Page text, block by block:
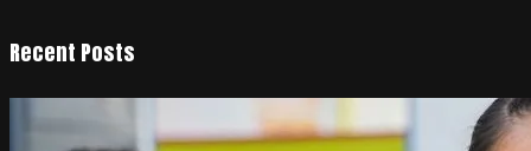
Recent Posts